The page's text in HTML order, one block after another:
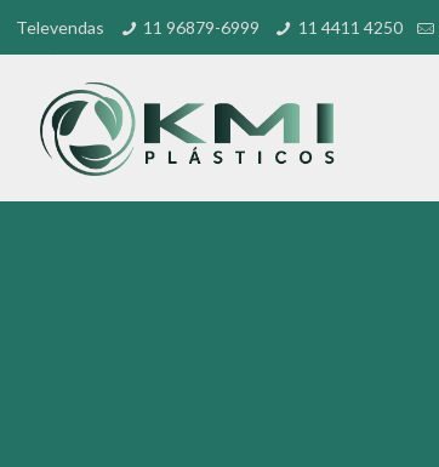
Televendas 11 96879-6999 11 4411 4250